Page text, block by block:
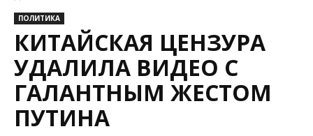
ПОЛИТИКА
КИТАЙСКАЯ ЦЕНЗУРА
УДАЛИЛА ВИДЕО С
ГАЛАНТНЫМ ЖЕСТОМ
ПУТИНА